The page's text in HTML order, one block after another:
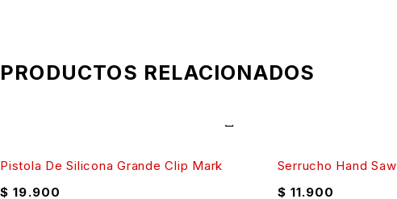
PRODUCTOS RELACIONADOS
Pistola De Silicona Grande Clip Mark
$ 19.900
Serrucho Hand Saw
$ 11.900